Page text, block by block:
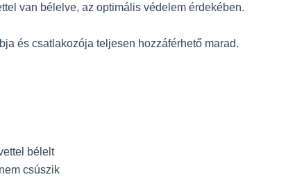
van bélelve, az optimális védelem érdekében.
és csatlakozója teljesen hozzáférhető marad.
bélelt
csúszik